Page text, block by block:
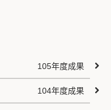
105年度成果
104年度成果